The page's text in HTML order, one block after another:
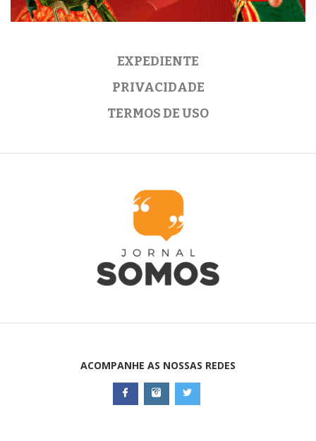
EXPEDIENTE
PRIVACIDADE
TERMOS DE USO
ACOMPANHE AS NOSSAS REDES